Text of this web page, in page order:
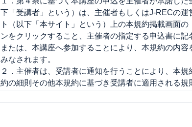
下「受講者」という）は、主催者もしくはJ-RECの運
ト（以下「本サイト」という）上の本規約掲載画面
ンをクリックすること、主催者の指定する申込書に記
または、本講座へ参加することにより、本規約の内容
みなされます。
２．主催者は、受講者に通知を行うことにより、本規
約の細則その他本規約に基づき受講者に適用される規